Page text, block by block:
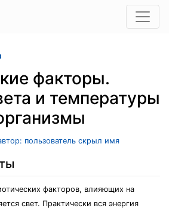
факторы.
и температуры
пользователь скрыл имя
факторов, влияющих на
свет. Практически вся энергия